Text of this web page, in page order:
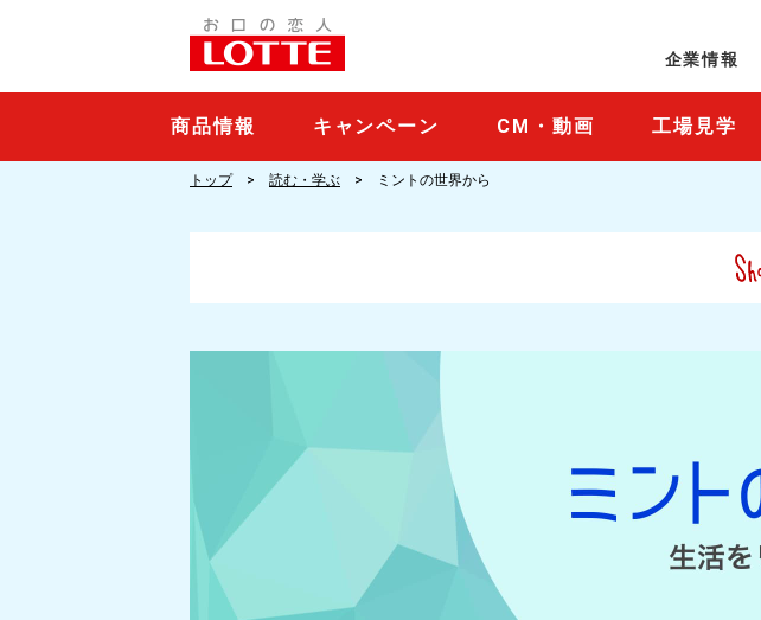
企業情報
商品情報 キャンペーン CM・動画 工場見学
トップ 読む・学ぶ ミントの世界から